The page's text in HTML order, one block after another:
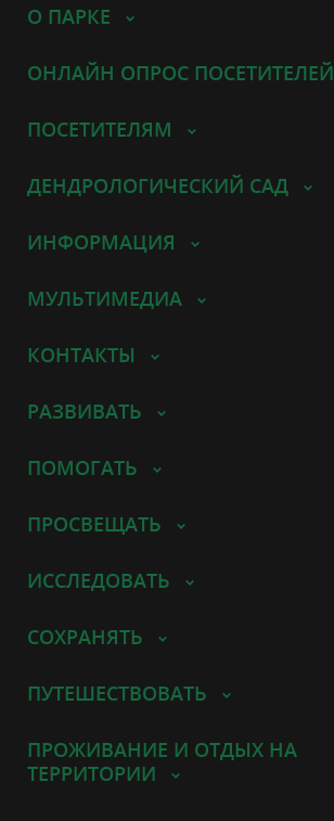
О ПАРКЕ
ОНЛАЙН ОПРОС ПОСЕТИТЕЛЕЙ
ПОСЕТИТЕЛЯМ
ДЕНДРОЛОГИЧЕСКИЙ САД
ИНФОРМАЦИЯ
МУЛЬТИМЕДИА
КОНТАКТЫ
РАЗВИВАТЬ
ПОМОГАТЬ
ПРОСВЕЩАТЬ
ИССЛЕДОВАТЬ
СОХРАНЯТЬ
ПУТЕШЕСТВОВАТЬ
ПРОЖИВАНИЕ И ОТДЫХ НА
ТЕРРИТОРИИ